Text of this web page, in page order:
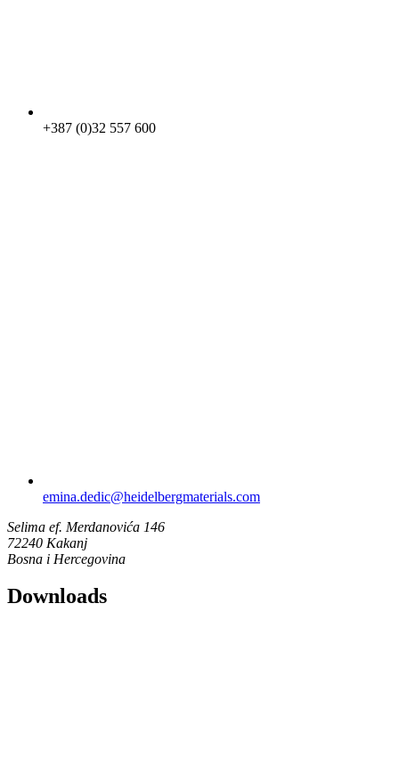
+387 (0)32 557 600
emina.dedic​@heidelbergmaterials.com
Selima ef. Merdanovića 146
72240 Kakanj
Bosna i Hercegovina
Downloads